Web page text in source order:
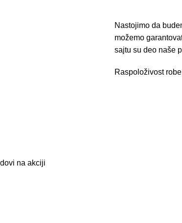
Nastojimo da
možemo
sajtu su deo naše
Raspoloživost
na akciji